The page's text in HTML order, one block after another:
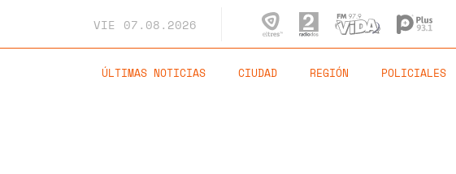
VIE 07.08.2026
ÚLTIMAS NOTICIAS CIUDAD REGIÓN POLICIALES